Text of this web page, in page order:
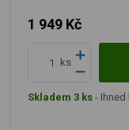
1 949 Kč
ks
Skladem 3 ks - Ihned